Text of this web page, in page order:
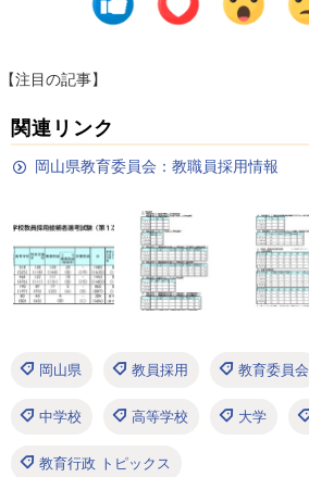
【注目の記事】
関連リンク
岡山県教育委員会：教職員採用情報
岡山県 教員採用 教育委員会
中学校 高等学校 大学
教育行政 トピックス